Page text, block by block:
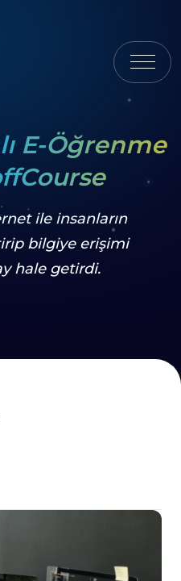
E-Öğrenme
ile insanların
bilgiye erişimi
hale getirdi.